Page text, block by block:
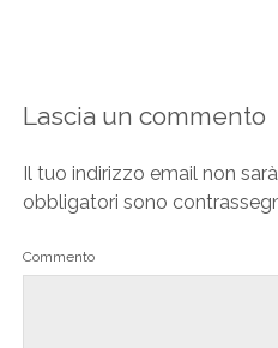
Lascia un commento
Il tuo indirizzo email non
obbligatori sono
Commento